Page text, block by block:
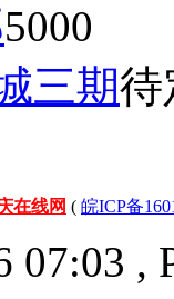
5000
三期待
在线网 ( 皖ICP备
07:03 ,